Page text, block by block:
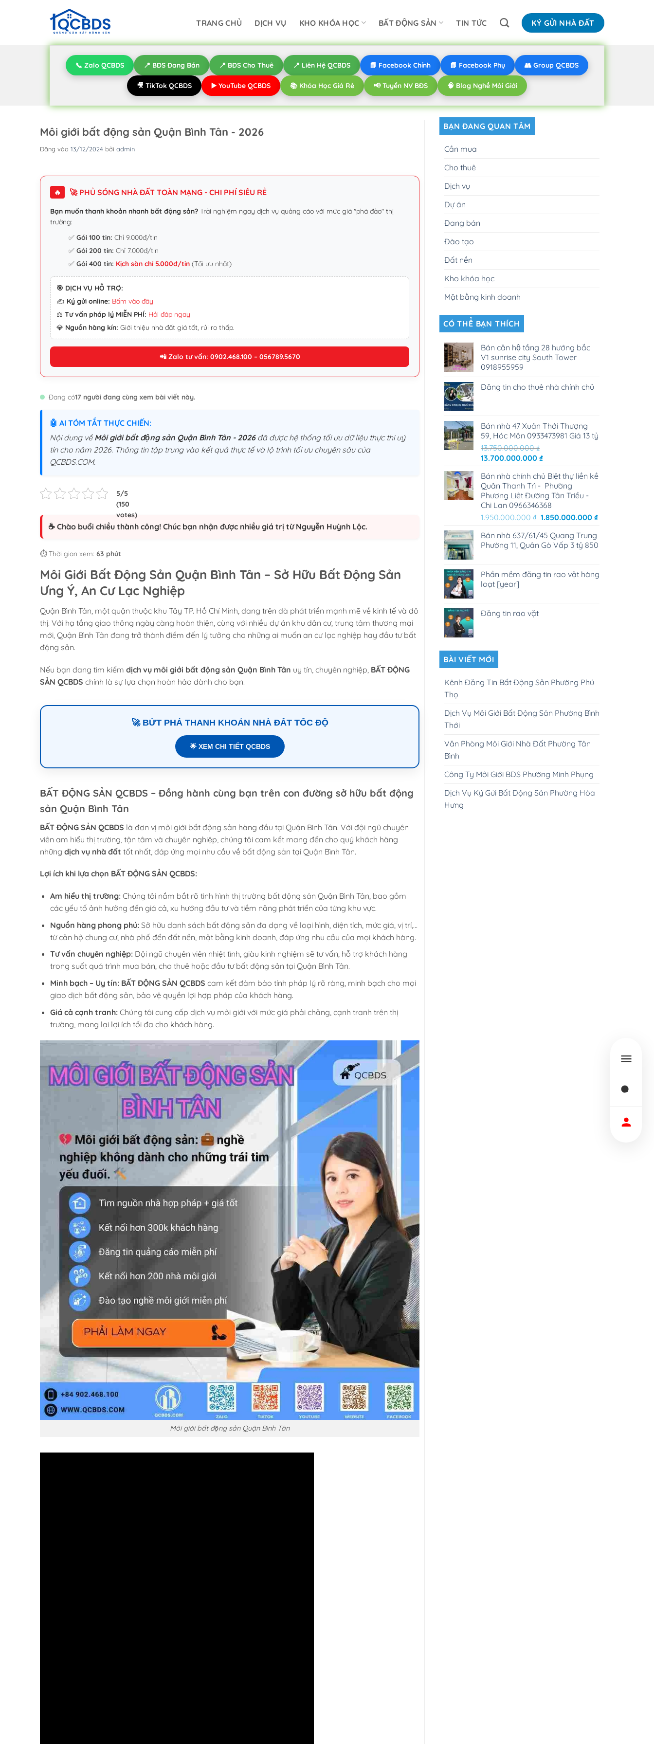
TRANG CHỦ DỊCH VỤ KHO KHÓA HỌC BẤT ĐỘNG SẢN TIN TỨC KÝ GỬI NHÀ ĐẤT
📞 Zalo QCBDS 📍 BĐS Đang Bán 📍 BĐS Cho Thuê 📍 Liên Hệ QCBDS 📘 Facebook Chính 📘 Facebook Phụ 👥 Group QCBDS
🎥 TikTok QCBDS ▶️ YouTube QCBDS 📚 Khóa Học Giá Rẻ 📢 Tuyển NV BĐS 🧠 Blog Nghề Môi Giới
Môi giới bất động sản Quận Bình Tân - 2026
Đăng vào 13/12/2024 bởi admin
🔥 🚀 PHỦ SÓNG NHÀ ĐẤT TOÀN MẠNG - CHI PHÍ SIÊU RẺ
Bạn muốn thanh khoản nhanh bất động sản? Trải nghiệm ngay dịch vụ quảng cáo với mức giá "phá đảo" thị
trường:
✅Gói 100 tin: Chỉ 9.000đ/tin
✅Gói 200 tin: Chỉ 7.000đ/tin
✅Gói 400 tin: Kịch sàn chỉ 5.000đ/tin (Tối ưu nhất)
🎯 DỊCH VỤ HỖ TRỢ:
✍️ Ký gửi online: Bấm vào đây
⚖️ Tư vấn pháp lý MIỄN PHÍ: Hỏi đáp ngay
💎 Nguồn hàng kín: Giới thiệu nhà đất giá tốt, rủi ro thấp.
📲 Zalo tư vấn: 0902.468.100 – 056789.5670
Đang có17 người đang cùng xem bài viết này.
🤖 AI TÓM TẮT THỰC CHIẾN:
Nội dung về Môi giới bất động sản Quận Bình Tân - 2026đã được hệ thống tối ưu dữ liệu thực thi uý
tín cho năm 2026. Thông tin tập trung vào kết quả thực tế và lộ trình tối ưu chuyên sâu của
QCBDS.COM.
☕ Chào buổi chiều thành công! Chúc bạn nhận được nhiều giá trị từ Nguyễn Huỳnh Lộc.
⏱️ Thời gian xem: 63 phút
Môi Giới Bất Động Sản Quận Bình Tân – Sở Hữu Bất Động Sản
Ưng Ý, An Cư Lạc Nghiệp
Quận Bình Tân, một quận thuộc khu Tây TP. Hồ Chí Minh, đang trên đà phát triển mạnh mẽ về kinh tế và đô
thị. Với hạ tầng giao thông ngày càng hoàn thiện, cùng với nhiều dự án khu dân cư, trung tâm thương mại
mới, Quận Bình Tân đang trở thành điểm đến lý tưởng cho những ai muốn an cư lạc nghiệp hay đầu tư bất
động sản.
Nếu bạn đang tìm kiếm dịch vụ môi giới bất động sản Quận Bình Tân uy tín, chuyên nghiệp, BẤT ĐỘNG
SẢN QCBDS chính là sự lựa chọn hoàn hảo dành cho bạn.
🚀 BỨT PHÁ THANH KHOẢN NHÀ ĐẤT TỐC ĐỘ
🌟 XEM CHI TIẾT QCBDS
BẤT ĐỘNG SẢN QCBDS – Đồng hành cùng bạn trên con đường sở hữu bất động
sản Quận Bình Tân
BẤT ĐỘNG SẢN QCBDS là đơn vị môi giới bất động sản hàng đầu tại Quận Bình Tân. Với đội ngũ chuyên
viên am hiểu thị trường, tận tâm và chuyên nghiệp, chúng tôi cam kết mang đến cho quý khách hàng
những dịch vụ nhà đất tốt nhất, đáp ứng mọi nhu cầu về bất động sản tại Quận Bình Tân.
Lợi ích khi lựa chọn BẤT ĐỘNG SẢN QCBDS:
Am hiểu thị trường:Chúng tôi nắm bắt rõ tình hình thị trường bất động sản Quận Bình Tân, bao gồm
các yếu tố ảnh hưởng đến giá cả, xu hướng đầu tư và tiềm năng phát triển của từng khu vực.
Nguồn hàng phong phú:Sở hữu danh sách bất động sản đa dạng về loại hình, diện tích, mức giá, vị trí,…
từ căn hộ chung cư, nhà phố đến đất nền, mặt bằng kinh doanh, đáp ứng nhu cầu của mọi khách hàng.
Tư vấn chuyên nghiệp:Đội ngũ chuyên viên nhiệt tình, giàu kinh nghiệm sẽ tư vấn, hỗ trợ khách hàng
trong suốt quá trình mua bán, cho thuê hoặc đầu tư bất động sản tại Quận Bình Tân.
Minh bạch – Uy tín: BẤT ĐỘNG SẢN QCBDS cam kết đảm bảo tính pháp lý rõ ràng, minh bạch cho mọi
giao dịch bất động sản, bảo vệ quyền lợi hợp pháp của khách hàng.
Giá cả cạnh tranh:Chúng tôi cung cấp dịch vụ môi giới với mức giá phải chăng, cạnh tranh trên thị
trường, mang lại lợi ích tối đa cho khách hàng.
Môi giới bất động sản Quận Bình Tân
BẠN ĐANG QUAN TÂM
Cần mua
Cho thuê
Dịch vụ
Dự án
Đang bán
Đào tạo
Đất nền
Kho khóa học
Mặt bằng kinh doanh
CÓ THỂ BẠN THÍCH
Bán căn hộ tầng 28 hướng bắc
V1 sunrise city South Tower
0918955959
Đăng tin cho thuê nhà chính chủ
Bán nhà 47 Xuân Thới Thượng
59, Hóc Môn 0933473981 Giá 13 tỷ
13.750.000.000₫
Giá
là:
13.750.000.000 ₫.
13.700.000.000 ₫Giá
tại
là:
13.700.000.000 ₫.
Bán nhà chính chủ Biệt thự liền kề
Quân Thanh Trì - Phường
Phương Liêt Đường Tân Triều -
Chi Lan 0966346368
1.950.000.000₫ Giá
là:
1.950.000.000 ₫.
1.850.000.000 ₫Giá
là:
Bán nhà 637/61/45 Quang Trung
Phường 11, Quân Gò Vấp 3 tỷ 850
Phần mềm đăng tin rao vặt hàng
loạt [year]
Đăng tin rao vặt
BÀI VIẾT MỚI
Kênh Đăng Tin Bất Động Sản Phường Phú
Thọ
Dịch Vụ Môi Giới Bất Động Sản Phường Bình
Thới
Văn Phòng Môi Giới Nhà Đất Phường Tân
Bình
Công Ty Môi Giới BDS Phường Minh Phụng
Dịch Vụ Ký Gửi Bất Động Sản Phường Hòa
Hưng